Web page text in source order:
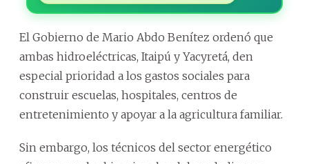
El Gobierno de Mario Abdo Benítez ordenó que
ambas hidroeléctricas, Itaipú y Yacyretá, den
especial prioridad a los gastos sociales para
construir escuelas, hospitales, centros de
entretenimiento y apoyar a la agricultura familiar.
Sin embargo, los técnicos del sector energético